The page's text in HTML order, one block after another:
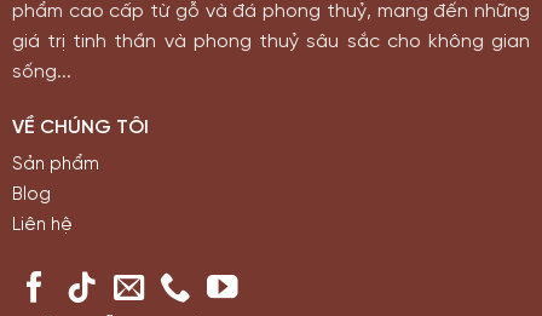
phẩm cao cấp từ gỗ và đá phong thuỷ, mang đến những
giá trị tinh thần và phong thuỷ sâu sắc cho không gian
sống...
VỀ CHÚNG TÔI
Sản phẩm
Blog
Liên hệ